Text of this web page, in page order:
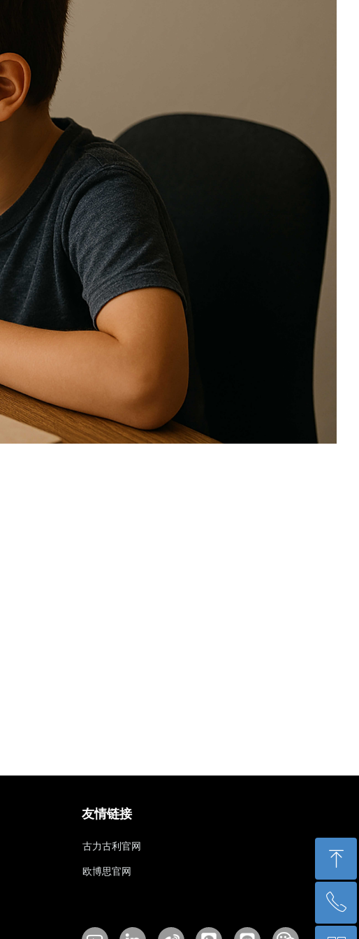
友情链接
古力古利官网
欧博思官网
ꁸ
回到顶部
ꂅ